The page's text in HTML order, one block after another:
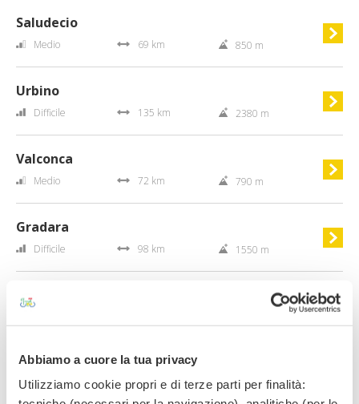
Abbiamo a cuore la tua privacy
Utilizziamo cookie propri e di terze parti per finalità:
Saludecio
Medio 69 km 850 m
Urbino
Difficile 135 km 2380 m
Valconca
Medio 72 km 790 m
Gradara
Difficile 98 km 1550 m
Strade Bianche di Romagna